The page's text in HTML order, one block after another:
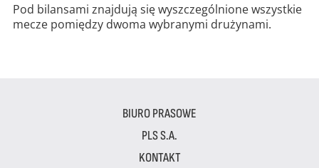
Pod bilansami znajdują się wyszczególnione wszystkie
mecze pomiędzy dwoma wybranymi drużynami.
BIURO PRASOWE
PLS S.A.
KONTAKT